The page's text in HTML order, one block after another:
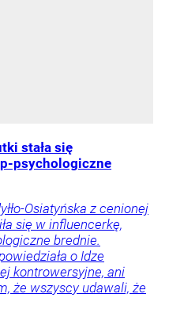
stała się
psychologiczne
Osiatyńska z cenionej
się w influencerkę,
brednie.
o Idze
kontrowersyjne, ani
że wszyscy udawali, że